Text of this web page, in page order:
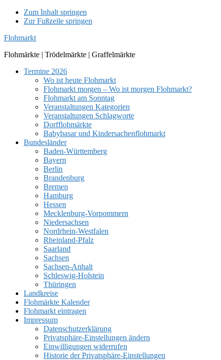
Zum Inhalt springen
Zur Fußzeile springen
Flohmarkt
Flohmärkte | Trödelmärkte | Graffelmärkte
Termine 2026
Wo ist heute Flohmarkt
Flohmarkt morgen – Wo ist morgen Flohmarkt?
Flohmarkt am Sonntag
Veranstaltungen Kategorien
Veranstaltungen Schlagworte
Dorfflohmärkte
Babybasar und Kindersachenflohmarkt
Bundesländer
Baden-Württemberg
Bayern
Berlin
Brandenburg
Bremen
Hamburg
Hessen
Mecklenburg-Vorpommern
Niedersachsen
Nordrhein-Westfalen
Rheinland-Pfalz
Saarland
Sachsen
Sachsen-Anhalt
Schleswig-Holstein
Thüringen
Landkreise
Flohmärkte Kalender
Flohmarkt eintragen
Impressum
Datenschutzerklärung
Privatsphäre-Einstellungen ändern
Einwilligungen widerrufen
Historie der Privatsphäre-Einstellungen